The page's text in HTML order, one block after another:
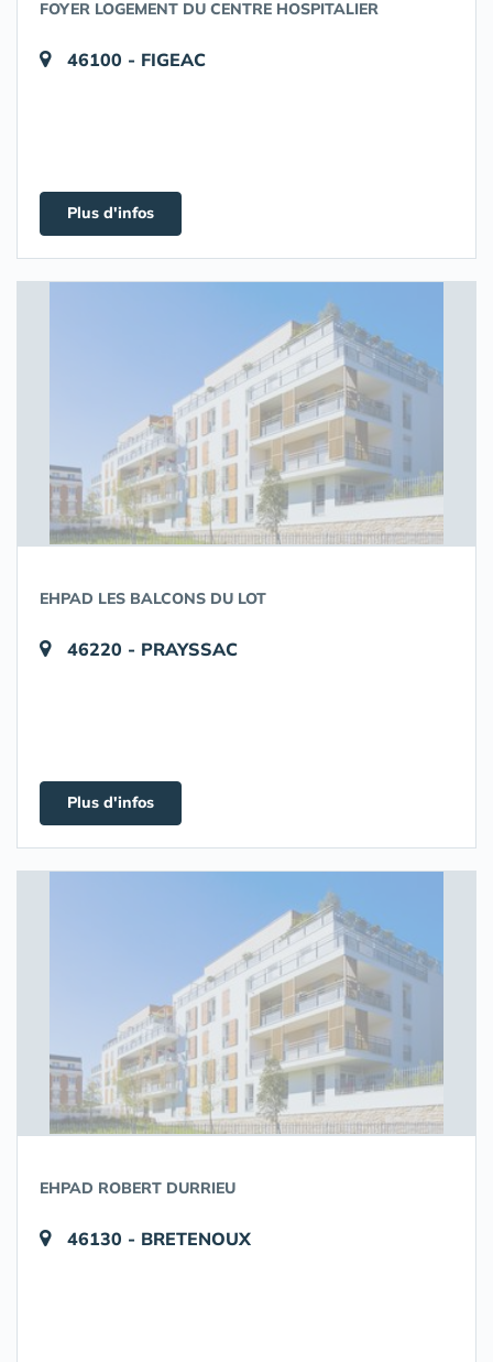
FOYER LOGEMENT DU CENTRE HOSPITALIER
46100 - FIGEAC
Plus d'infos
EHPAD LES BALCONS DU LOT
46220 - PRAYSSAC
Plus d'infos
EHPAD ROBERT DURRIEU
46130 - BRETENOUX